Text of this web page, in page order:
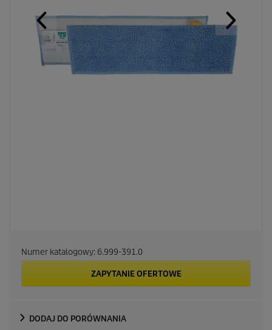
Numer katalogowy: 6.999-391.0
ZAPYTANIE OFERTOWE
DODAJ DO PORÓWNANIA